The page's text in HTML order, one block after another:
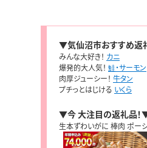
▼気仙沼市おすすめ
みんな大好き！ カニ
爆発的大人気！ 鮭・サーモン
肉厚ジューシー！ 牛タン
プチっとはじける いくら
▼今 大注目の返礼品
生本ずわいがに 棒肉 ポー